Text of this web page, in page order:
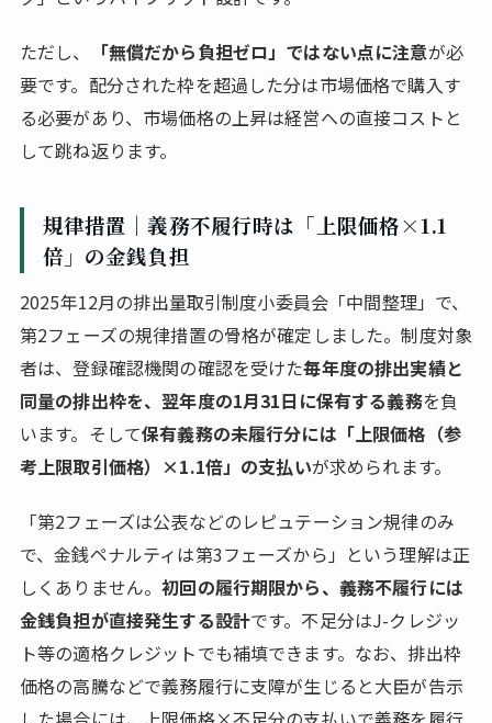
ただし、 「無償だから負担ゼロ」ではない点に注意が必
要です。配分された枠を超過した分は市場価格で購入す
る必要があり、市場価格の上昇は経営への直接コストと
して跳ね返ります。
規律措置｜義務不履行時は「上限価格×1.1
倍」の金銭負担
2025年12月の排出量取引制度小委員会「中間整理」で、
第2フェーズの規律措置の骨格が確定しました。制度対象
者は、登録確認機関の確認を受けた毎年度の排出実績と
同量の排出枠を、翌年度の1月31日に保有する義務を負
います。そして保有義務の未履行分には「上限価格（参
考上限取引価格）×1.1倍」の支払いが求められます。
「第2フェーズは公表などのレピュテーション規律のみ
で、金銭ペナルティは第3フェーズから」という理解は正
しくありません。初回の履行期限から、義務不履行には
金銭負担が直接発生する設計です。不足分はJ-クレジッ
ト等の適格クレジットでも補填できます。なお、排出枠
価格の高騰などで義務履行に支障が生じると大臣が告示